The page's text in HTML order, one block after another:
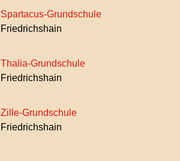
Spartacus-Grundschule
Friedrichshain
Thalia-Grundschule
Friedrichshain
Zille-Grundschule
Friedrichshain